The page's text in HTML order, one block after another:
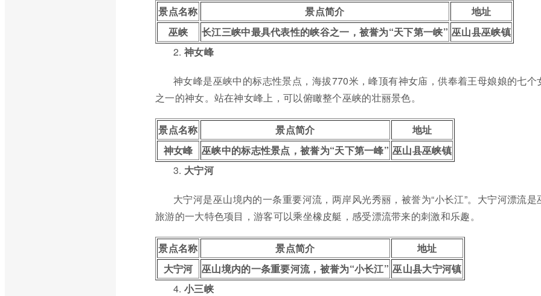
景点名称 景点简介
地址
巫峡
长江三峡中最具代表性的峡谷之一，被誉为“天下第一峡” 巫山县巫峡镇
2. 神女峰
神女峰是巫峡中的标志性景点，海拔770米，峰顶有神女庙，供奉着王母娘娘的七个
之一的神女。站在神女峰上，可以俯瞰整个巫峡的壮丽景色。
景点名称 景点简介
地址
神女峰
巫峡中的标志性景点，被誉为“天下第一峰” 巫山县巫峡镇
3. 大宁河
大宁河是巫山境内的一条重要河流，两岸风光秀丽，被誉为“小长江”。大宁河漂流是
旅游的一大特色项目，游客可以乘坐橡皮艇，感受漂流带来的刺激和乐趣。
景点名称 景点简介
地址
大宁河
巫山境内的一条重要河流，被誉为“小长江” 巫山县大宁河镇
4. 小三峡